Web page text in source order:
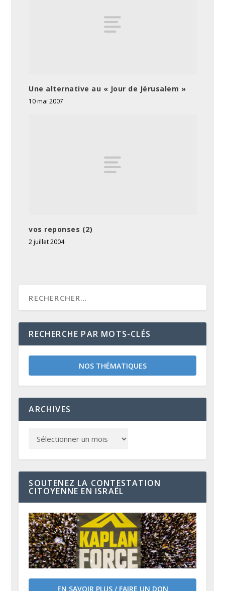
Une alternative au « Jour de Jérusalem »
10 mai 2007
vos reponses (2)
2 juillet 2004
RECHERCHE PAR MOTS-CLÉS
NOS THÉMATIQUES
ARCHIVES
SOUTENEZ LA CONTESTATION
CITOYENNE EN ISRAËL
EN SAVOIR PLUS / FAIRE UN DON